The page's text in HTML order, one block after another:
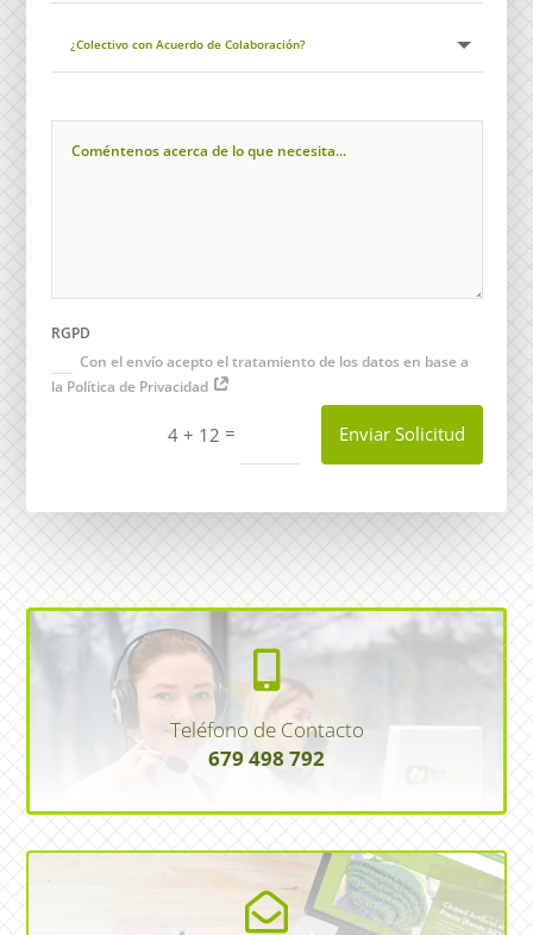
RGPD
Con el envío acepto el tratamiento de los datos en base a
la Política de Privacidad
4 + 12 = Enviar Solicitud

Teléfono de Contacto
679 498 792
